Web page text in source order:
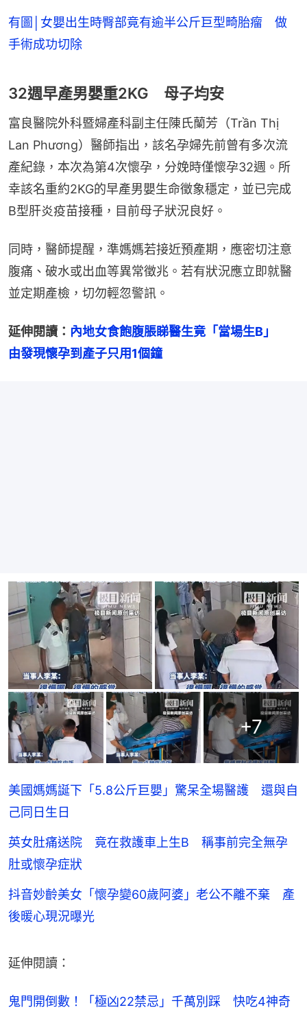
有圖│女嬰出生時臀部竟有逾半公斤巨型畸胎瘤 做
手術成功切除
32週早產男嬰重2KG 母子均安
富良醫院外科暨婦產科副主任陳氏蘭芳（Trần Thị
Lan Phương）醫師指出，該名孕婦先前曾有多次流
產紀錄，本次為第4次懷孕，分娩時僅懷孕32週。所
幸該名重約2KG的早產男嬰生命徵象穩定，並已完成
B型肝炎疫苗接種，目前母子狀況良好。
同時，醫師提醒，準媽媽若接近預產期，應密切注意
腹痛、破水或出血等異常徵兆。若有狀況應立即就醫
並定期產檢，切勿輕忽警訊。
延伸閱讀： 內地女食飽腹脹睇醫生竟「當場生B」
由發現懷孕到產子只用1個鐘
+7
美國媽媽誕下「5.8公斤巨嬰」驚呆全場醫護 還與自
己同日生日
英女肚痛送院 竟在救護車上生B 稱事前完全無孕
肚或懷孕症狀
抖音妙齡美女「懷孕變60歲阿婆」老公不離不棄 產
後暖心現況曝光
延伸閱讀：
鬼門開倒數！「極凶22禁忌」千萬別踩　快吃4神奇